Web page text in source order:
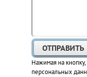
Нажимая на
персональных